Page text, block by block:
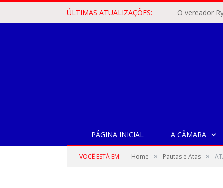
ÚLTIMAS ATUALIZAÇÕES:
PÁGINA INICIAL A CÂMARA
VOCÊ ESTÁ EM: Home » Pautas e Atas »